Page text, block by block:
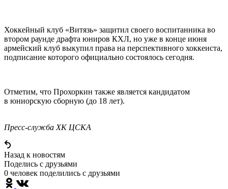
Хоккейный клуб «Витязь» защитил своего воспитанника во
втором раунде драфта юниров КХЛ, но уже в конце июня
армейский клуб выкупил права на перспективного хоккеиста,
подписание которого официально состоялось сегодня.
Отметим, что Прохоркин также является кандидатом
в юниорскую сборную (до 18 лет).
Пресс-служба ХК ЦСКА
Назад к новостям
Поделись c друзьями
0 человек поделились c друзьями